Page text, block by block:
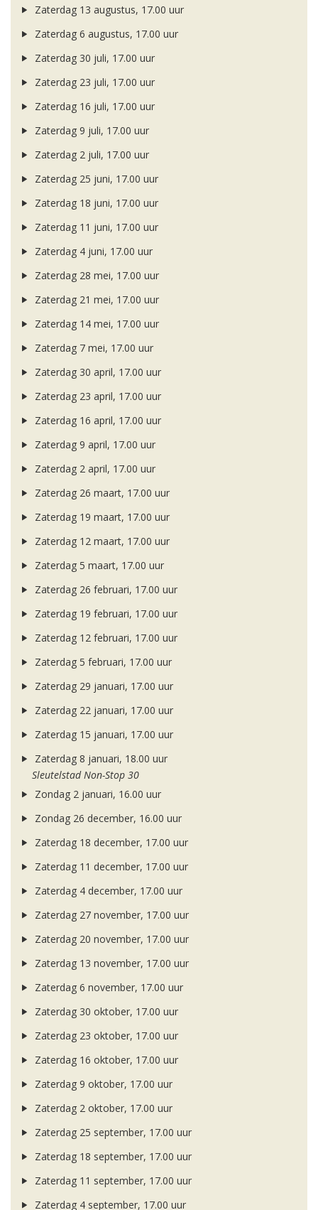
Zaterdag 13 augustus, 17.00 uur
Zaterdag 6 augustus, 17.00 uur
Zaterdag 30 juli, 17.00 uur
Zaterdag 23 juli, 17.00 uur
Zaterdag 16 juli, 17.00 uur
Zaterdag 9 juli, 17.00 uur
Zaterdag 2 juli, 17.00 uur
Zaterdag 25 juni, 17.00 uur
Zaterdag 18 juni, 17.00 uur
Zaterdag 11 juni, 17.00 uur
Zaterdag 4 juni, 17.00 uur
Zaterdag 28 mei, 17.00 uur
Zaterdag 21 mei, 17.00 uur
Zaterdag 14 mei, 17.00 uur
Zaterdag 7 mei, 17.00 uur
Zaterdag 30 april, 17.00 uur
Zaterdag 23 april, 17.00 uur
Zaterdag 16 april, 17.00 uur
Zaterdag 9 april, 17.00 uur
Zaterdag 2 april, 17.00 uur
Zaterdag 26 maart, 17.00 uur
Zaterdag 19 maart, 17.00 uur
Zaterdag 12 maart, 17.00 uur
Zaterdag 5 maart, 17.00 uur
Zaterdag 26 februari, 17.00 uur
Zaterdag 19 februari, 17.00 uur
Zaterdag 12 februari, 17.00 uur
Zaterdag 5 februari, 17.00 uur
Zaterdag 29 januari, 17.00 uur
Zaterdag 22 januari, 17.00 uur
Zaterdag 15 januari, 17.00 uur
Zaterdag 8 januari, 18.00 uur
Sleutelstad Non-Stop 30
Zondag 2 januari, 16.00 uur
Zondag 26 december, 16.00 uur
Zaterdag 18 december, 17.00 uur
Zaterdag 11 december, 17.00 uur
Zaterdag 4 december, 17.00 uur
Zaterdag 27 november, 17.00 uur
Zaterdag 20 november, 17.00 uur
Zaterdag 13 november, 17.00 uur
Zaterdag 6 november, 17.00 uur
Zaterdag 30 oktober, 17.00 uur
Zaterdag 23 oktober, 17.00 uur
Zaterdag 16 oktober, 17.00 uur
Zaterdag 9 oktober, 17.00 uur
Zaterdag 2 oktober, 17.00 uur
Zaterdag 25 september, 17.00 uur
Zaterdag 18 september, 17.00 uur
Zaterdag 11 september, 17.00 uur
Zaterdag 4 september, 17.00 uur